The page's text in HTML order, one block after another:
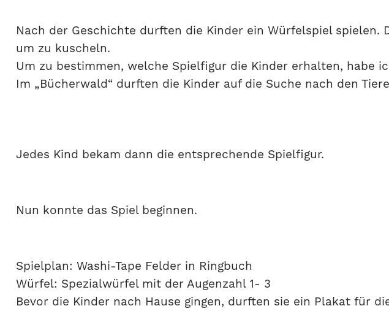
Nach der Geschichte durften die Kinder ein Würfelspiel
um zu kuscheln.
Um zu bestimmen, welche Spielfigur die Kinder erhalten, habe
Im „Bücherwald“ durften die Kinder auf die Suche nach den
Jedes Kind bekam dann die entsprechende Spielfigur.
Nun konnte das Spiel beginnen.
Spielplan: Washi-Tape Felder in Ringbuch
Würfel: Spezialwürfel mit der Augenzahl 1- 3
Bevor die Kinder nach Hause gingen, durften sie ein Plakat für